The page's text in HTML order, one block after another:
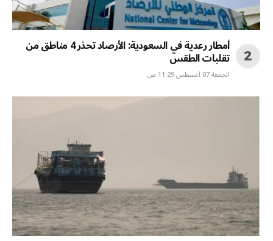
أمطار رعدية في السعودية: الأرصاد تحذر 4 مناطق من
تقلبات الطقس
الجمعة 07 أغسطس 11:29 ص